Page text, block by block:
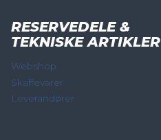
RESERVEDELE &
TEKNISKE ARTIKLER
Webshop
Skaffevarer
Leverandører